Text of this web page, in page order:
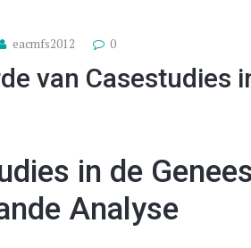
eacmfs2012 0
van Casestudies
in de
Analyse